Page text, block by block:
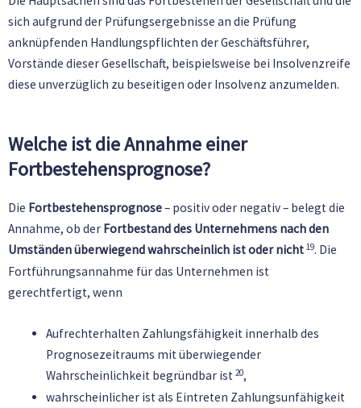
sich aufgrund der Prüfungsergebnisse an die Prüfung
anknüpfenden Handlungspflichten der Geschäftsführer,
Vorstände dieser Gesellschaft, beispielsweise bei Insolvenzreife
diese unverzüglich zu beseitigen oder Insolvenz anzumelden.
Welche ist die Annahme einer
Fortbestehensprognose?
Die Fortbestehensprognose– positiv oder negativ – belegt die
Annahme, ob der Fortbestand des Unternehmens nach den
Umständen überwiegend wahrscheinlich ist oder nicht 19. Die
Fortführungsannahme für das Unternehmen ist
gerechtfertigt, wenn
Aufrechterhalten Zahlungsfähigkeit innerhalb des
Prognosezeitraums mit überwiegender
Wahrscheinlichkeit begründbar ist 20,
wahrscheinlicher ist als Eintreten Zahlungsunfähigkeit